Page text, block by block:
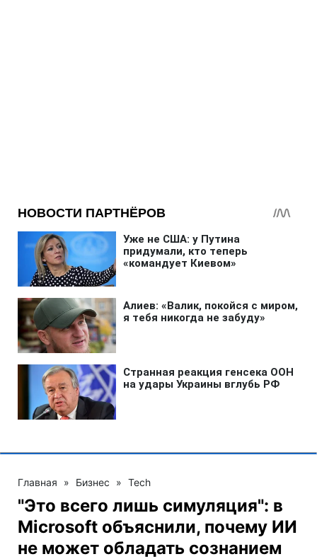
Главная » Бизнес » Tech
"Это всего лишь симуляция": в
Microsoft объяснили, почему ИИ
не может обладать сознанием